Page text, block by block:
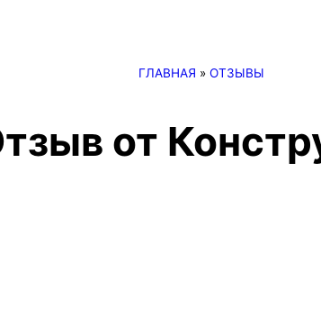
ГЛАВНАЯ » ОТЗЫВЫ
от